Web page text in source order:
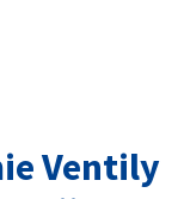
Ventily